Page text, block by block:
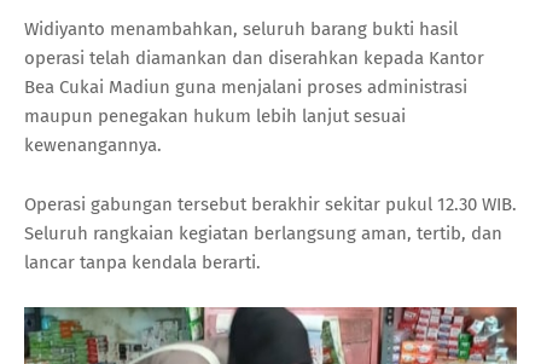
Widiyanto menambahkan, seluruh barang bukti hasil
operasi telah diamankan dan diserahkan kepada Kantor
Bea Cukai Madiun guna menjalani proses administrasi
maupun penegakan hukum lebih lanjut sesuai
kewenangannya.
Operasi gabungan tersebut berakhir sekitar pukul 12.30 WIB.
Seluruh rangkaian kegiatan berlangsung aman, tertib, dan
lancar tanpa kendala berarti.